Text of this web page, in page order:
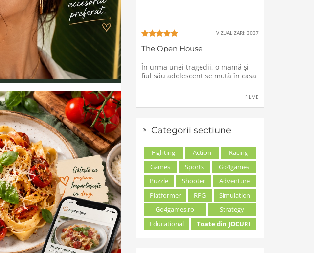
VIZUALIZARI: 3037
The Open House
În urma unei tragedii, o mamă şi
fiul său adolescent se mută în casa
de vacanţă a unei rude, unde forţe
FILME
Categorii sectiune
Fighting Action
Racing
Games
Sports
Go4games
Puzzle
Shooter
Adventure
Platformer
RPG
Simulation
Go4games.ro
Strategy
Educational
Toate din JOCURI